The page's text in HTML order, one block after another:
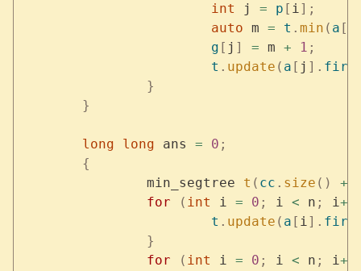
			int
j = p [ i];
			auto
m = t . min ( a [
			g
[ j ] = m + 1 ;
			t
. update ( a [ j ].
		}
	}
	long
long ans = 0 ;
	{
		min_segtree
t ( cc . size () +
		for
( int i = 0 ; i < n ; i++
			t
. update ( a [ i].
		}
		for
( int i = 0 ; i < n ; i++